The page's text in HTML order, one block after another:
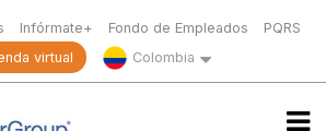
Infórmate+ Fondo de Empleados
PQRS
virtual
Colombia